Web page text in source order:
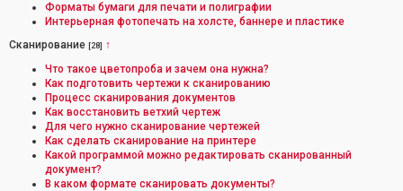
Форматы бумаги для печати и полиграфии
Интерьерная фотопечать на холсте, баннере и пластике
Сканирование [28] ↑
Что такое цветопроба и зачем она нужна?
Как подготовить чертежи к сканированию
Процесс сканирования документов
Как восстановить ветхий чертеж
Для чего нужно сканирование чертежей
Как сделать сканирование на принтере
Какой программой можно редактировать сканированный
документ?
В каком формате сканировать документы?